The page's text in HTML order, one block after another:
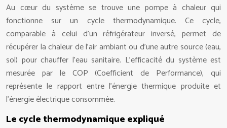
Au cœur du système se trouve une pompe à chaleur qui
fonctionne sur un cycle thermodynamique. Ce cycle,
comparable à celui d’un réfrigérateur inversé, permet de
récupérer la chaleur de l’air ambiant ou d’une autre source (eau,
sol) pour chauffer l’eau sanitaire. L’efficacité du système est
mesurée par le COP (Coefficient de Performance), qui
représente le rapport entre l’énergie thermique produite et
l’énergie électrique consommée.
Le cycle thermodynamique expliqué